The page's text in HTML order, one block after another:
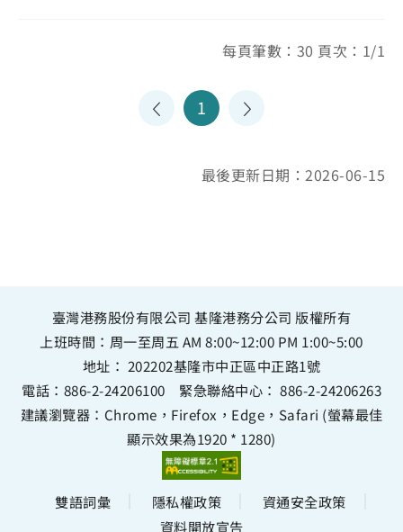
每頁筆數：30 頁次：1/1
1
最後更新日期：2026-06-15
臺灣港務股份有限公司 基隆港務分公司 版權所有
上班時間：周一至周五 AM 8:00~12:00 PM 1:00~5:00
地址： 202202基隆市中正區中正路1號
電話： 886-2-24206100 緊急聯絡中心： 886-2-24206263
建議瀏覽器：Chrome，Firefox，Edge，Safari (螢幕最佳
顯示效果為1920 * 1280)
雙語詞彙 隱私權政策
資通安全政策
資料開放宣告